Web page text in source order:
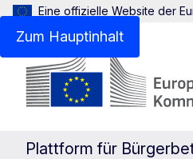
Zum Hauptinhalt
Eine offizielle Website der
Plattform für